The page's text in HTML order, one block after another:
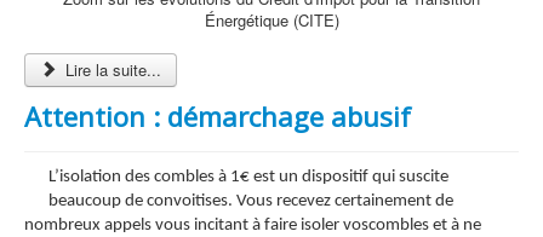
Énergétique (CITE)
Lire la suite...
Attention : démarchage abusif
L’isolation des combles à 1€ est un dispositif qui suscite
beaucoup de convoitises. Vous recevez certainement de
nombreux appels vous incitant à faire isoler voscombles et à ne